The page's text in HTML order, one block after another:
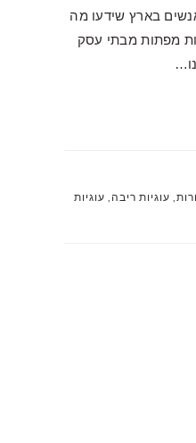
היו האנשים בארץ שידעו מה
מפתות מבתי עסק
, עוגיות ריבה, עוגיות